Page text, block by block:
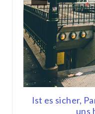
Ist es sicher,
uns